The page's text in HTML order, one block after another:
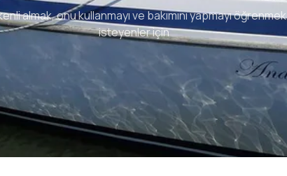
almak, onu kullanmayı ve bakımını yapmayı öğrenmek
isteyenler için